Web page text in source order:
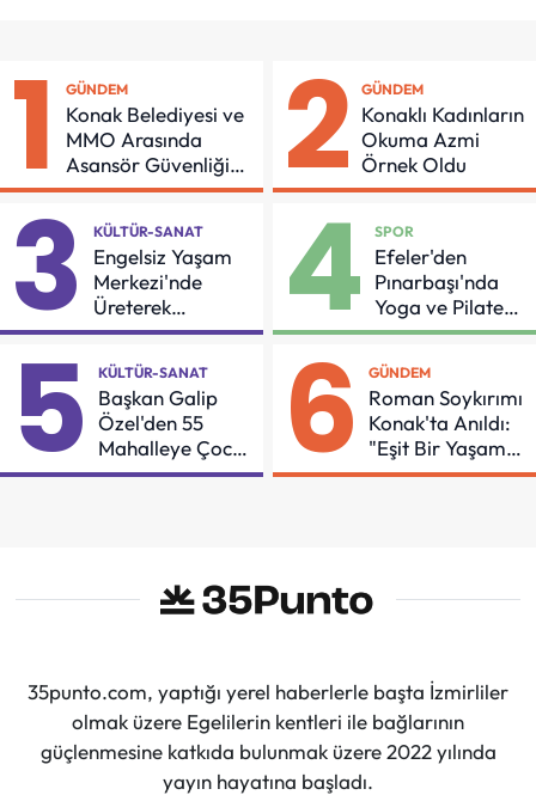
1 GÜNDEM
Konak Belediyesi ve
MMO Arasında
Asansör Güvenliği
İçin Önemli Protokol
2 GÜNDEM
Konaklı Kadınların
Okuma Azmi
Örnek Oldu
3 KÜLTÜR-SANAT
Engelsiz Yaşam
Merkezi'nde
Üreterek
Güçleniyorlar
4 SPOR
Efeler'den
Pınarbaşı'nda
Yoga ve Pilates
Buluşması
5 KÜLTÜR-SANAT
Başkan Galip
Özel'den 55
Mahalleye Çocuk
Şenliği
6 GÜNDEM
Roman Soykırımı
Konak'ta Anıldı:
"Eşit Bir Yaşam
İçin Mücadeleyi
35punto.com, yaptığı yerel haberlerle başta İzmirliler
olmak üzere Egelilerin kentleri ile bağlarının
güçlenmesine katkıda bulunmak üzere 2022 yılında
yayın hayatına başladı.